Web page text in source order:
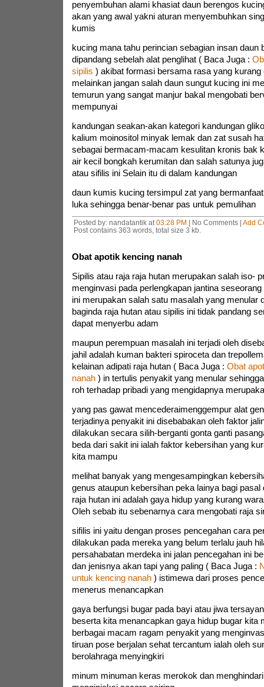
penyembuhan alami khasiat daun berengos
akan yang awal yakni aturan menyembuhkan
kumis
kucing mana tahu perincian sebagian insan daun
dipandang sebelah alat penglihat ( Baca Juga :
sipilis ) akibat formasi bersama rasa yang kurang
melainkan jangan salah daun sungut kucing ini
temurun yang sangat manjur bakal mengobati
mempunyai
kandungan seakan-akan kategori kandungan
kalium moinositol minyak lemak dan zat susah
sebagai bermacam-macam kesulitan kronis bak
air kecil bongkah kerumitan dan salah satunya
atau sifilis ini Selain itu di dalam kandungan
daun kumis kucing tersimpul zat yang
luka sehingga benar-benar pas untuk pemulihan
Posted by: nandatantik at 03:28 PM | No Comments | Add
Post contains 363 words, total size 3 kb.
Obat apotik kencing nanah
Sipilis atau raja raja hutan merupakan salah iso-
menginvasi pada perlengkapan jantina
ini merupakan salah satu masalah yang menular
baginda raja hutan atau sipilis ini tidak pandang
dapat menyerbu adam
maupun perempuan masalah ini terjadi oleh
jahil adalah kuman bakteri spiroceta dan
kelainan adipati raja hutan ( Baca Juga : Obat
nanah) in tertulis penyakit yang menular
roh terhadap pribadi yang mengidapnya
yang pas gawat mencederaimenggempur alat
terjadinya penyakit ini disebabakan oleh faktor
dilakukan secara silih-berganti gonta ganti
beda dari sakit ini ialah faktor kebersihan yang
kita mampu
melihat banyak yang mengesampingkan
genus ataupun kebersihan peka lainya bagi pasal
raja hutan ini adalah gaya hidup yang kurang
Oleh sebab itu sebenarnya cara mengobati raja
sifilis ini yaitu dengan proses pencegahan cara
dilakukan pada mereka yang belum terlalu jauh
persahabatan merdeka ini jalan pencegahan ini
dan jenisnya akan tapi yang paling ( Baca Juga :
untuk kencing nanah) istimewa dari proses
menerus menancapkan
gaya berfungsi bugar pada bayi atau jiwa
beserta kita menancapkan gaya hidup bugar kita
berbagai macam ragam penyakit yang
tiruan pose berjalan sehat tercantum ialah oleh
berolahraga menyingkiri
minum minuman keras merokok dan